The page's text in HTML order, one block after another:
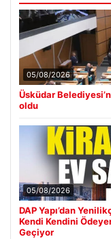
05/08/2026
Üsküdar
oldu
05/08/2026
DAP Yapı’dan
Kendi Kendini
Geçiyor